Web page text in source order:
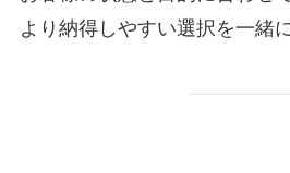
より納得しやすい選択を一緒